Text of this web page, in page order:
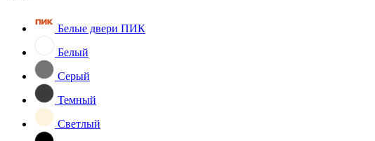
Белые двери ПИК
Белый
Серый
Темный
Светлый